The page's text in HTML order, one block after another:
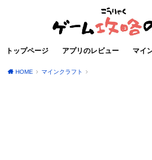
トップページ アプリのレビュー マイ
HOME マインクラフト